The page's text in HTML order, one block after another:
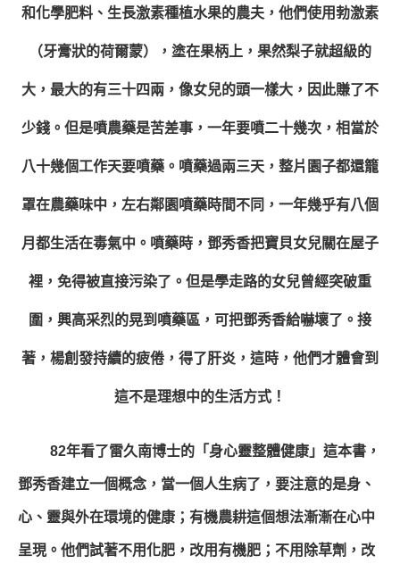
和化學肥料、生長激素種植水果的農夫，他們使用勃激素
（牙膏狀的荷爾蒙），塗在果柄上，果然梨子就超級的
大，最大的有三十四兩，像女兒的頭一樣大，因此賺了不
少錢。但是噴農藥是苦差事，一年要噴二十幾次，相當於
八十幾個工作天要噴藥。噴藥過兩三天，整片園子都還籠
罩在農藥味中，左右鄰園噴藥時間不同，一年幾乎有八個
月都生活在毒氣中。噴藥時，鄧秀香把寶貝女兒關在屋子
裡，免得被直接污染了。但是學走路的女兒曾經突破重
圍，興高采烈的晃到噴藥區，可把鄧秀香給嚇壞了。接
著，楊創發持續的疲倦，得了肝炎，這時，他們才體會到
這不是理想中的生活方式！
82年看了雷久南博士的「身心靈整體健康」這本書，
鄧秀香建立一個概念，當一個人生病了，要注意的是身、
心、靈與外在環境的健康；有機農耕這個想法漸漸在心中
呈現。他們試著不用化肥，改用有機肥；不用除草劑，改